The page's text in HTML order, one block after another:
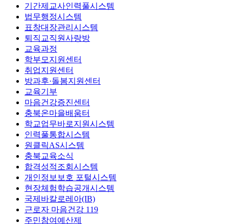
기간제교사인력풀시스템
법무행정시스템
표창대장관리시스템
퇴직교직원사랑방
교육과정
학부모지원센터
취업지원센터
방과후·돌봄지원센터
교육기부
마음건강증진센터
충북온마을배움터
학교업무바로지원시스템
인력풀통합시스템
원클릭AS시스템
충북교육소식
합격성적조회시스템
개인정보보호 포털시스템
현장체험학습공개시스템
국제바칼로레아(IB)
근로자 마음건강 119
주민참여예산제